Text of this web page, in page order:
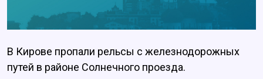
В Кирове пропали рельсы с железнодорожных
путей в районе Солнечного проезда.